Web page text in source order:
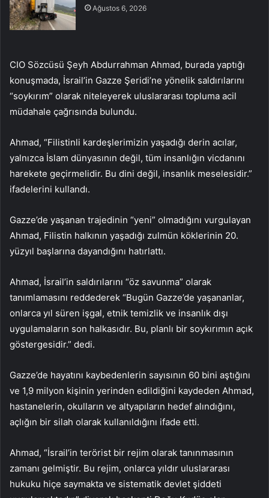
Ağustos 6, 2026
CIO Sözcüsü Şeyh Abdurrahman Ahmad, burada yaptığı
konuşmada, İsrail’in Gazze Şeridi’ne yönelik saldırılarını
“soykırım” olarak niteleyerek uluslararası topluma acil
müdahale çağrısında bulundu.
Ahmad, “Filistinli kardeşlerimizin yaşadığı derin acılar,
yalnızca İslam dünyasının değil, tüm insanlığın vicdanını
harekete geçirmelidir. Bu dini değil, insanlık meselesidir.”
ifadelerini kullandı.
Gazze’de yaşanan trajedinin “yeni” olmadığını vurgulayan
Ahmad, Filistin halkının yaşadığı zulmün köklerinin 20.
yüzyıl başlarına dayandığını hatırlattı.
Ahmad, İsrail’in saldırılarını “öz savunma” olarak
tanımlamasını reddederek “Bugün Gazze’de yaşananlar,
onlarca yıl süren işgal, etnik temizlik ve insanlık dışı
uygulamaların son halkasıdır. Bu, planlı bir soykırımın açık
göstergesidir.” dedi.
Gazze’de hayatını kaybedenlerin sayısının 60 bini aştığını
ve 1,9 milyon kişinin yerinden edildiğini kaydeden Ahmad,
hastanelerin, okulların ve altyapıların hedef alındığını,
açlığın bir silah olarak kullanıldığını ifade etti.
Ahmad, “İsrail’in terörist bir rejim olarak tanınmasının
zamanı gelmiştir. Bu rejim, onlarca yıldır uluslararası
hukuku hiçe saymakta ve sistematik devlet şiddeti